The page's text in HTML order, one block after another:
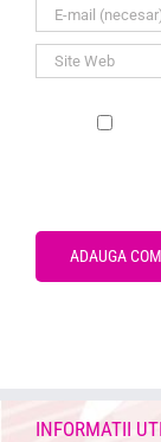
INFORMATII